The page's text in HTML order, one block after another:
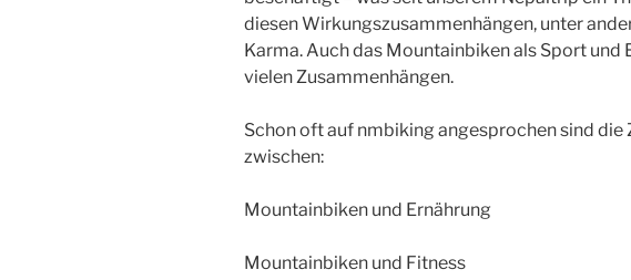
diesen Wirkungszusammenhängen, unter
Karma. Auch das Mountainbiken als Sport und
vielen Zusammenhängen.
Schon oft auf nmbiking angesprochen sind die
zwischen:
Mountainbiken und Ernährung
Mountainbiken und Fitness